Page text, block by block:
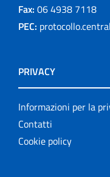
Fax: 06 4938 7118
PEC:
PRIVACY
Informazioni per la
Contatti
Cookie policy